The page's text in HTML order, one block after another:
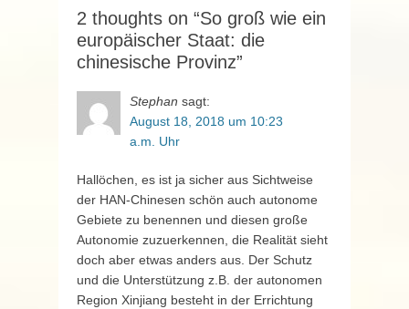
2 thoughts on “So groß wie ein
europäischer Staat: die
chinesische Provinz”
Stephan sagt:
August 18, 2018 um 10:23
a.m. Uhr
Hallöchen, es ist ja sicher aus Sichtweise
der HAN-Chinesen schön auch autonome
Gebiete zu benennen und diesen große
Autonomie zuzuerkennen, die Realität sieht
doch aber etwas anders aus. Der Schutz
und die Unterstützung z.B. der autonomen
Region Xinjiang besteht in der Errichtung